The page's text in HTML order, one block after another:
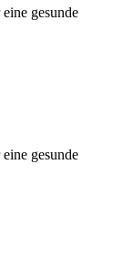
gesunde
gesunde